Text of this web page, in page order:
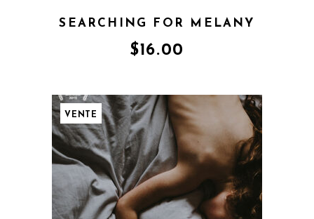
SEARCHING FOR MELANY
$16.00
VENTE